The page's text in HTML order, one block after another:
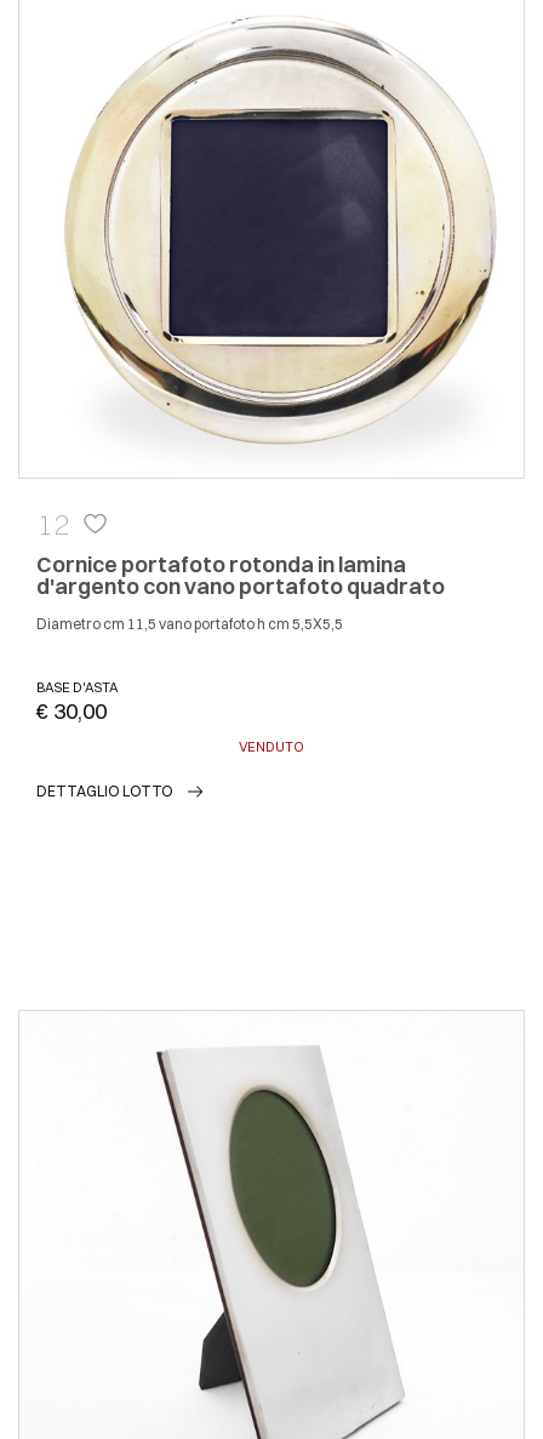
12
Cornice portafoto rotonda in lamina
d'argento con vano portafoto quadrato
diametro cm 11,5 vano portafoto h cm 5,5X5,5
BASE D'ASTA
€ 30,00
VENDUTO
DETTAGLIO LOTTO